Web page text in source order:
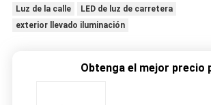
Luz de la calle
LED de luz de carretera
exterior llevado iluminación
Obtenga el mejor precio